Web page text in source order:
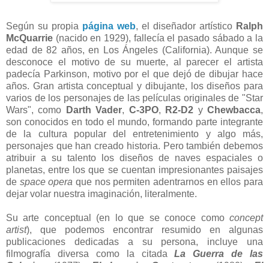
Según su propia página web, el diseñador artístico Ralph
McQuarrie (nacido en 1929), fallecía el pasado sábado a la
edad de 82 años, en Los Ángeles (California). Aunque se
desconoce el motivo de su muerte, al parecer el artista
padecía Parkinson, motivo por el que dejó de dibujar hace
años. Gran artista conceptual y dibujante, los diseños para
varios de los personajes de las películas originales de "Star
Wars", como
Darth Vader, C-3PO, R2-D2 yChewbacca,
son conocidos en todo el mundo, formando parte integrante
de la cultura popular del entretenimiento y algo más,
personajes que han creado historia. Pero también debemos
atribuir a su talento los diseños de naves espaciales o
planetas, entre los que se cuentan impresionantes paisajes
de space opera que nos permiten adentrarnos en ellos para
dejar volar nuestra imaginación, literalmente.
Su arte conceptual (en lo que se conoce como concept
artist), que podemos encontrar resumido en algunas
publicaciones dedicadas a su persona, incluye una
filmografía diversa como la citadaLa Guerra de las